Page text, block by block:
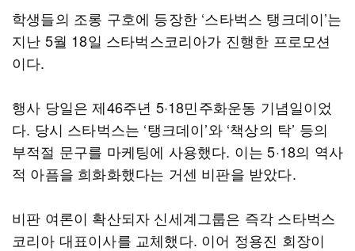
학생들의 조롱 구호에 등장한 ‘스타벅스 탱크데이’는
지난 5월 18일 스타벅스코리아가 진행한 프로모션
이다.
행사 당일은 제46주년 5·18민주화운동 기념일이었
다. 당시 스타벅스는 ‘탱크데이’와 ‘책상의 탁’ 등의
부적절 문구를 마케팅에 사용했다. 이는 5·18의 역사
적 아픔을 희화화했다는 거센 비판을 받았다.
비판 여론이 확산되자 신세계그룹은 즉각 스타벅스
코리아 대표이사를 교체했다. 이어 정용진 회장이